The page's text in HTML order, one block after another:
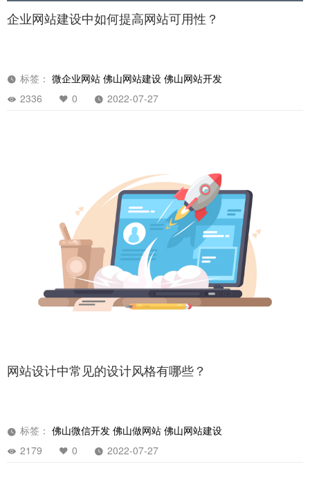
企业网站建设中如何提高网站可用性？
标签： 微企业网站 佛山网站建设 佛山网站开发
2336
0 2022-07-27
网站设计中常见的设计风格有哪些？
标签： 佛山微信开发 佛山做网站 佛山网站建设
2179
0 2022-07-27